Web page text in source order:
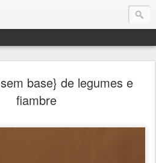
base} de legumes e
fiambre